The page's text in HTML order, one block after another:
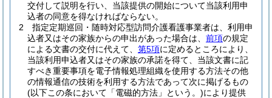
交付して説明を行い、当該提供の開始について当該利用申
込者の同意を得なければならない。
2
指定定期巡回・随時対応型訪問介護看護事業者は、利用申
込者又はその家族からの申出があった場合は、 前項の規定
による文書の交付に代えて、 第5項に定めるところにより、
当該利用申込者又はその家族の承諾を得て、当該文書に記
すべき重要事項を電子情報処理組織を使用する方法その他
の情報通信の技術を利用する方法であって次に掲げるもの
(以下この条において「電磁的方法」という。)により提供